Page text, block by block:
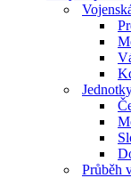
Průběh